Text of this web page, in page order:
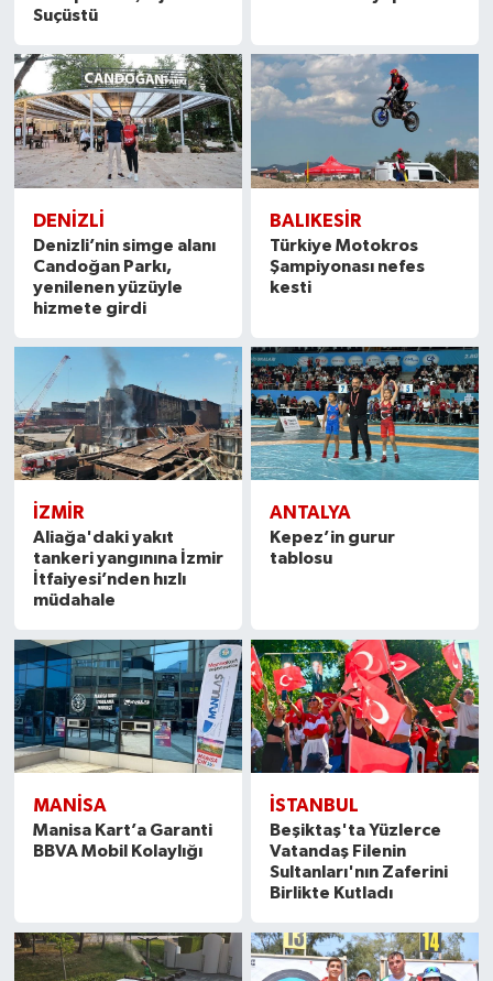
Suçüstü
DENIZLI
Denizli’nin simge alanı
Candoğan Parkı,
yenilenen yüzüyle
hizmete girdi
BALIKESIR
Türkiye Motokros
Şampiyonası nefes
kesti
İZMIR
Aliağa'daki yakıt
tankeri yangınına İzmir
İtfaiyesi’nden hızlı
müdahale
ANTALYA
Kepez’in gurur
tablosu
MANISA
Manisa Kart’a Garanti
BBVA Mobil Kolaylığı
İSTANBUL
Beşiktaş'ta Yüzlerce
Vatandaş Filenin
Sultanları'nın Zaferini
Birlikte Kutladı